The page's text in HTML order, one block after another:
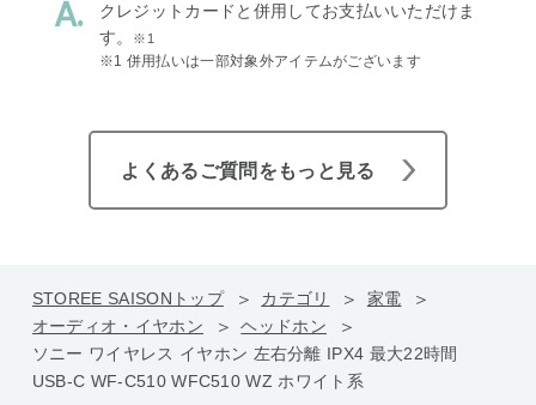
クレジットカードと併用してお支払いいただけま
す。
※1
※1 併用払いは一部対象外アイテムがございます
よくあるご質問をもっと見る
STOREE SAISONトップ カテゴリ
家電
オーディオ・イヤホン
ヘッドホン
ソニー ワイヤレス イヤホン 左右分離 IPX4 最大22時間
USB-C WF-C510 WFC510 WZ ホワイト系